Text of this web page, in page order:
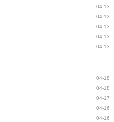
04-13
04-13
04-13
04-13
04-13
04-18
04-18
04-17
04-16
04-16